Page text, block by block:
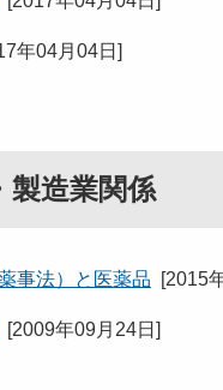
年04月04日 ]
製造業関係
事法）と医薬品 [2015
[2009年09月24日 ]